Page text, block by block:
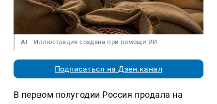
AI Иллюстрация создана при помощи ИИ
Подписаться на Дзен.канал
В первом полугодии Россия продала на